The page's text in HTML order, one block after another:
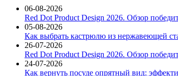
06-08-2026
Red Dot Product Design 2026. Обзор
05-08-2026
Как выбрать кастрюлю из нержавеющей
26-07-2026
Red Dot Product Design 2026. Обзор
24-07-2026
Как вернуть посуде опрятный вид: